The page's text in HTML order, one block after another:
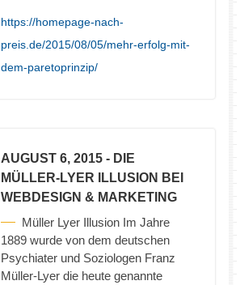
https://homepage-nach-
preis.de/2015/08/05/mehr-erfolg-mit-
dem-paretoprinzip/
AUGUST 6, 2015 - DIE
MÜLLER-LYER ILLUSION BEI
WEBDESIGN & MARKETING
Müller Lyer Illusion Im Jahre
1889 wurde von dem deutschen
Psychiater und Soziologen Franz
Müller-Lyer die heute genannte